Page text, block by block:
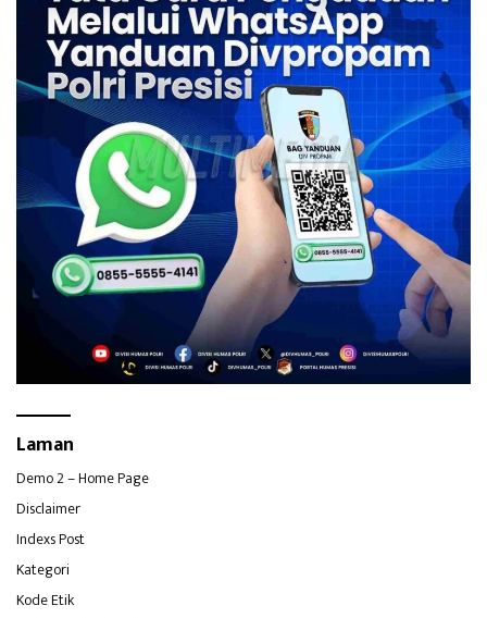
Laman
Demo 2 – Home Page
Disclaimer
Indexs Post
Kategori
Kode Etik